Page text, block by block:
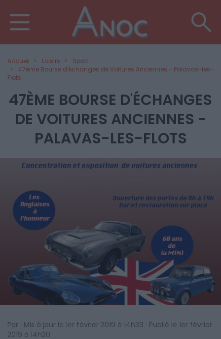
Accueil Loisirs
Sport
47ème Bourse d'échanges de Voitures Anciennes - Palavas-les-
Flots
47ÈME BOURSE D'ÉCHANGES
DE VOITURES ANCIENNES -
PALAVAS-LES-FLOTS
Par · Mis à jour le 1er février 2019 à 14h39 · Publié le 1er février
2019 à 14h30